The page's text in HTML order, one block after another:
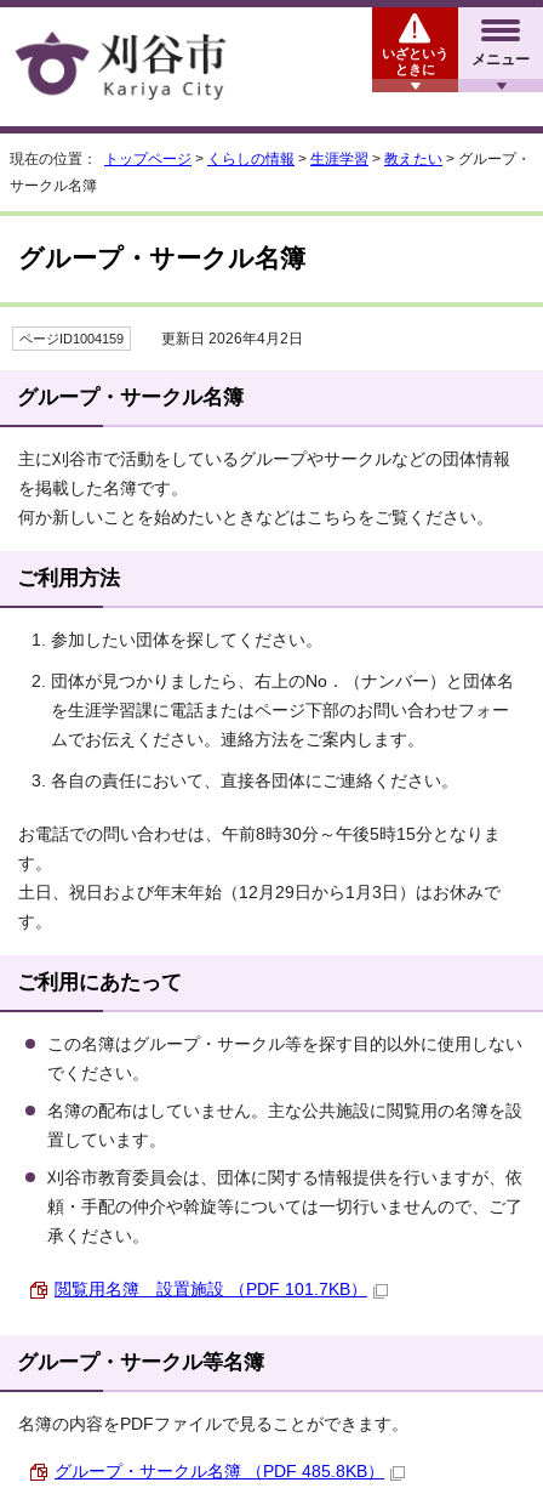
メニュー
いざという
ときに
現在の位置： トップページ > くらしの情報 > 生涯学習 > 教えたい > グループ・
サークル名簿
グループ・サークル名簿
ページID1004159 更新日 2026年4月2日
グループ・サークル名簿
主に刈谷市で活動をしているグループやサークルなどの団体情報
を掲載した名簿です。
何か新しいことを始めたいときなどはこちらをご覧ください。
ご利用方法
参加したい団体を探してください。
団体が見つかりましたら、右上のNo．（ナンバー）と団体名
を生涯学習課に電話またはページ下部のお問い合わせフォー
ムでお伝えください。連絡方法をご案内します。
各自の責任において、直接各団体にご連絡ください。
お電話での問い合わせは、午前8時30分～午後5時15分となりま
す。
土日、祝日および年末年始（12月29日から1月3日）はお休みで
す。
ご利用にあたって
この名簿はグループ・サークル等を探す目的以外に使用しない
でください。
名簿の配布はしていません。主な公共施設に閲覧用の名簿を設
置しています。
刈谷市教育委員会は、団体に関する情報提供を行いますが、依
頼・手配の仲介や斡旋等については一切行いませんので、ご了
承ください。
閲覧用名簿 設置施設 （PDF 101.7KB）
グループ・サークル等名簿
名簿の内容をPDFファイルで見ることができます。
グループ・サークル名簿 （PDF 485.8KB）